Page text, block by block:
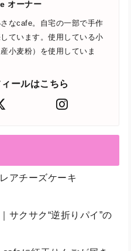
オーナー
なcafe。自宅の一部で手作
ています。使用している小
小麦粉）を使用していま
ールはこちら
アチーズケーキ
サクサク“逆折りパイ”の